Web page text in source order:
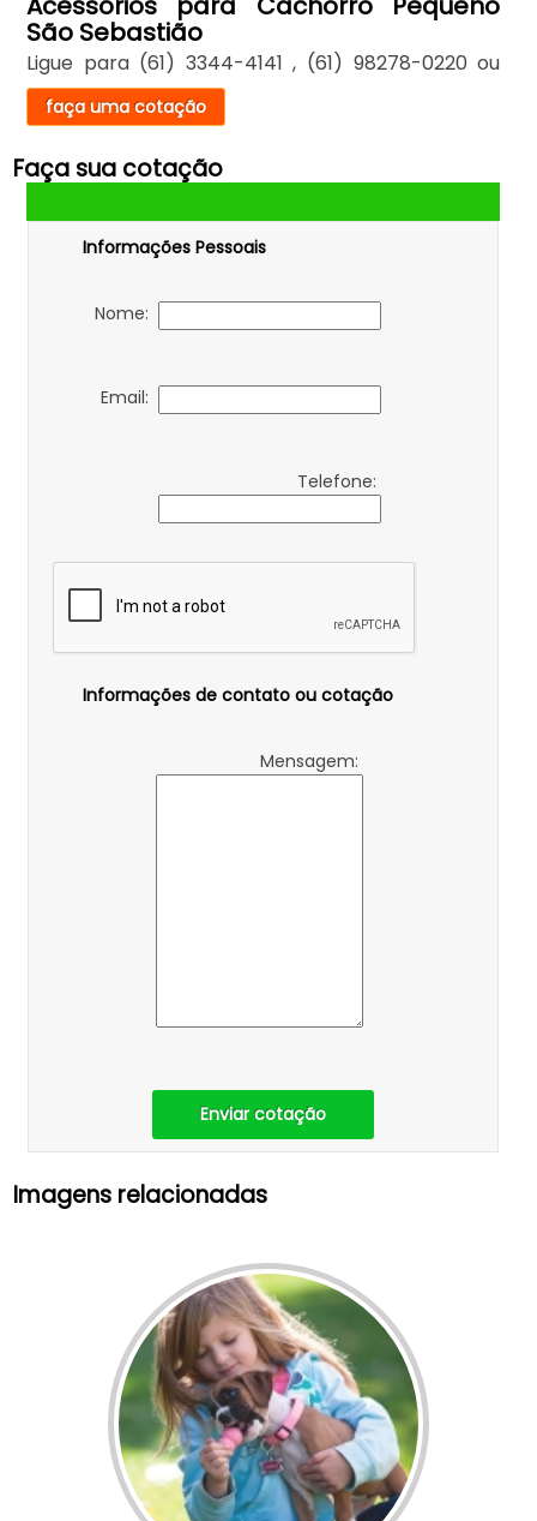
São Sebastião
Ligue para (61) 3344-4141 , (61) 98278-0220 ou
faça uma cotação
Faça sua cotação
Informações Pessoais
Nome:
Email:
Telefone:
Informações de contato ou cotação
Mensagem:
Enviar cotação
Imagens relacionadas